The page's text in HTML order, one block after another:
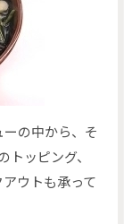
の中から、そ
ッピング、
ウトも承って